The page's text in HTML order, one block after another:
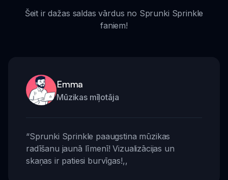
Šeit ir dažas saldas vārdus no Sprunki Sprinkle
faniem!
Emma
Mūzikas mīļotāja
“Sprunki Sprinkle paaugstina mūzikas
radīšanu jaunā līmenī! Vizualizācijas un
skaņas ir patiesi burvīgas!,,